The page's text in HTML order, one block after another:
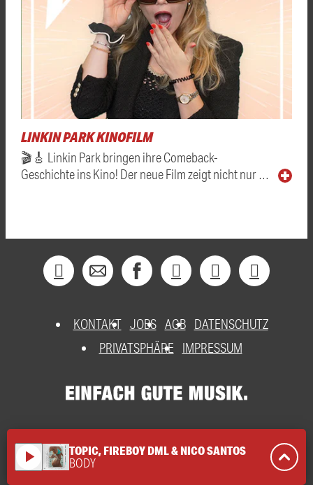
LINKIN PARK KINOFILM
🎬🎸 Linkin Park bringen ihre Comeback-
Geschichte ins Kino! Der neue Film zeigt nicht nur …
KONTAKT JOBS AGB DATENSCHUTZ
PRIVATSPHÄRE
IMPRESSUM
play_arrow TOPIC, FIREBOY DML & NICO SANTOS
BODY